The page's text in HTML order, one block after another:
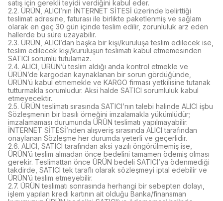
satış için gerekli teyidi verdiğini kabul eder.
2.2. ÜRÜN, ALICI’nın İNTERNET SİTESİ üzerinde belirttiği
teslimat adresine, faturası ile birlikte paketlenmiş ve sağlam
olarak en geç 30 gün içinde teslim edilir, zorunluluk arz eden
hallerde bu süre uzayabilir.
2.3. ÜRÜN, ALICI’dan başka bir kişi/kuruluşa teslim edilecek ise,
teslim edilecek kişi/kuruluşun teslimatı kabul etmemesinden
SATICI sorumlu tutulamaz.
2.4. ALICI, ÜRÜN’ü teslim aldığı anda kontrol etmekle ve
ÜRÜN’de kargodan kaynaklanan bir sorun gördüğünde,
ÜRÜN’ü kabul etmemekle ve KARGO firması yetkilisine tutanak
tutturmakla sorumludur. Aksi halde SATICI sorumluluk kabul
etmeyecektir.
2.5. ÜRÜN teslimatı sırasında SATICI’nın talebi halinde ALICI işbu
Sözleşmenin bir basılı örneğini imzalamakla yükümlüdür;
imzalamaması durumunda ÜRÜN teslimatı yapılmayabilir.
İNTERNET SİTESİ’nden alışveriş sırasında ALICI tarafından
onaylanan Sözleşme her durumda yeterli ve geçerlidir.
2.6. ALICI, SATICI tarafından aksi yazılı öngörülmemiş ise,
ÜRÜN’ü teslim almadan önce bedelini tamamen ödemiş olması
gerekir. Teslimattan önce ÜRÜN bedeli SATICI’ya ödenmediği
takdirde, SATICI tek taraflı olarak sözleşmeyi iptal edebilir ve
ÜRÜN’ü teslim etmeyebilir.
2.7. ÜRÜN teslimatı sonrasında herhangi bir sebepten dolayı,
işlem yapılan kredi kartının ait olduğu Banka/finansman